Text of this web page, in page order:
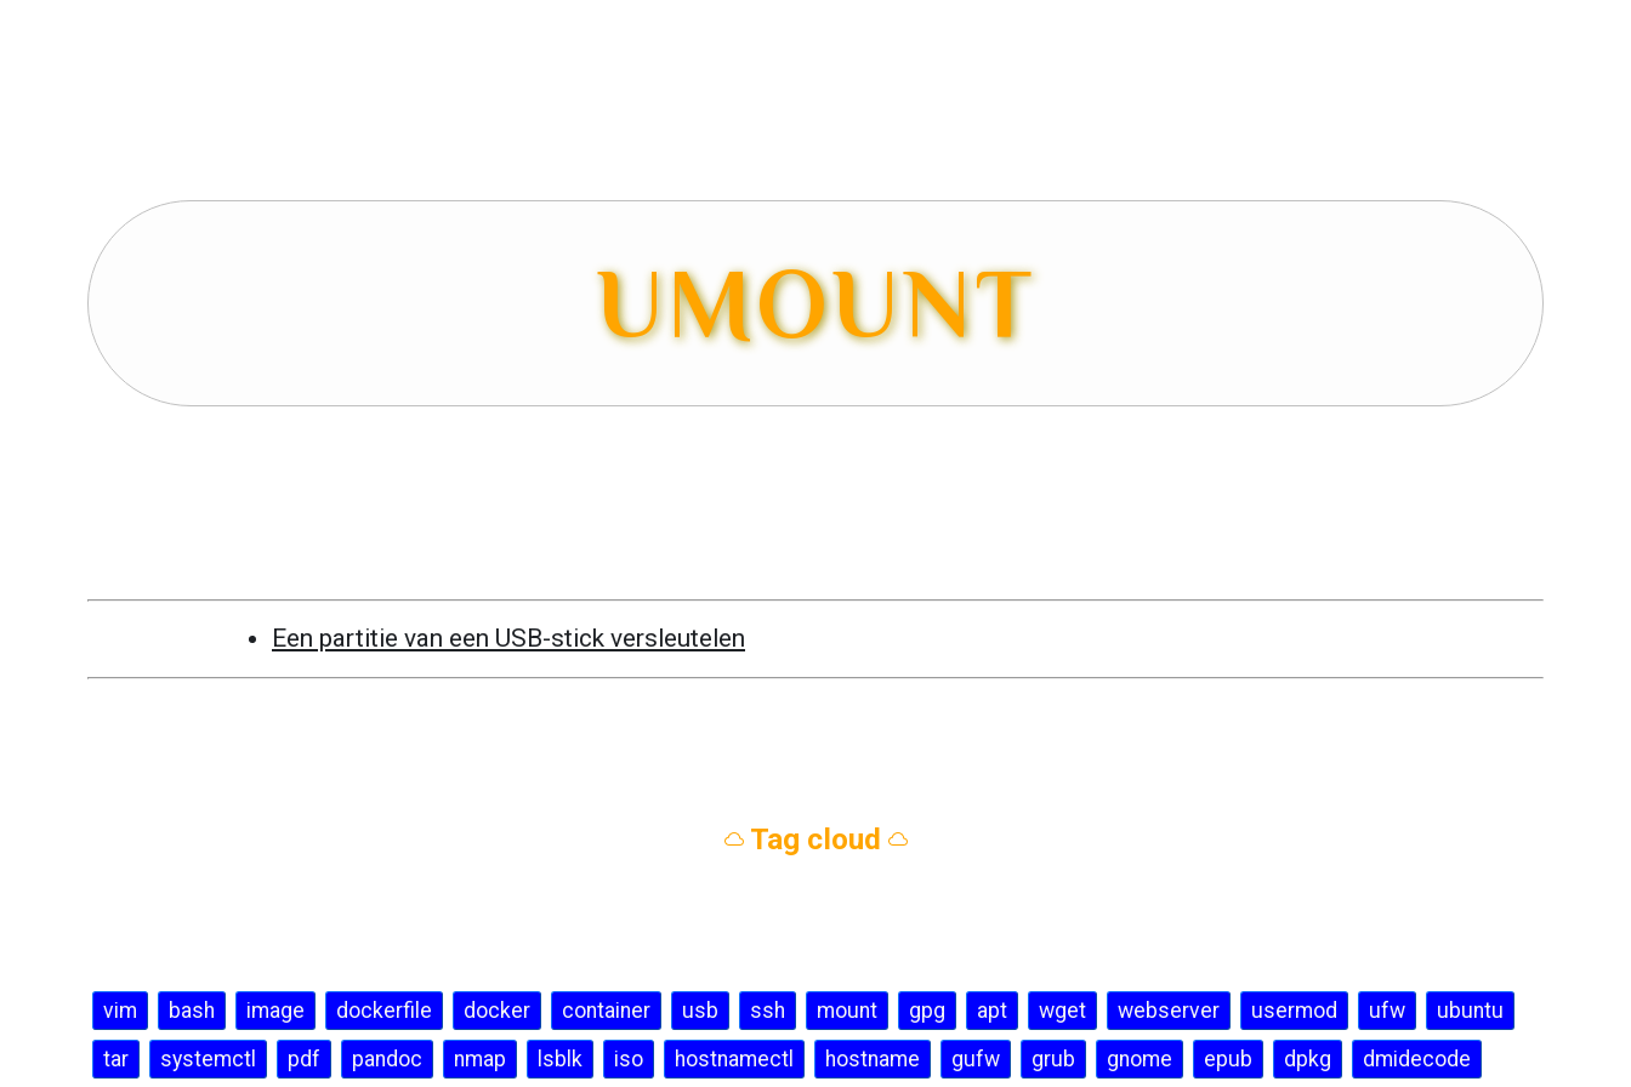
UMOUNT
Een partitie van een USB-stick versleutelen
Tag cloud
vim bash image dockerfile docker container usb ssh mount gpg apt wget webserver usermod ufw
ubuntu
tar
systemctl pdf pandoc nmap lsblk iso hostnamectl hostname gufw grub gnome epub dpkg
dmidecode